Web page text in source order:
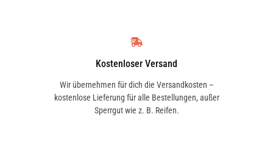
Kostenloser Versand
Wir übernehmen für dich die Versandkosten –
kostenlose Lieferung für alle Bestellungen, außer
Sperrgut wie z. B. Reifen.